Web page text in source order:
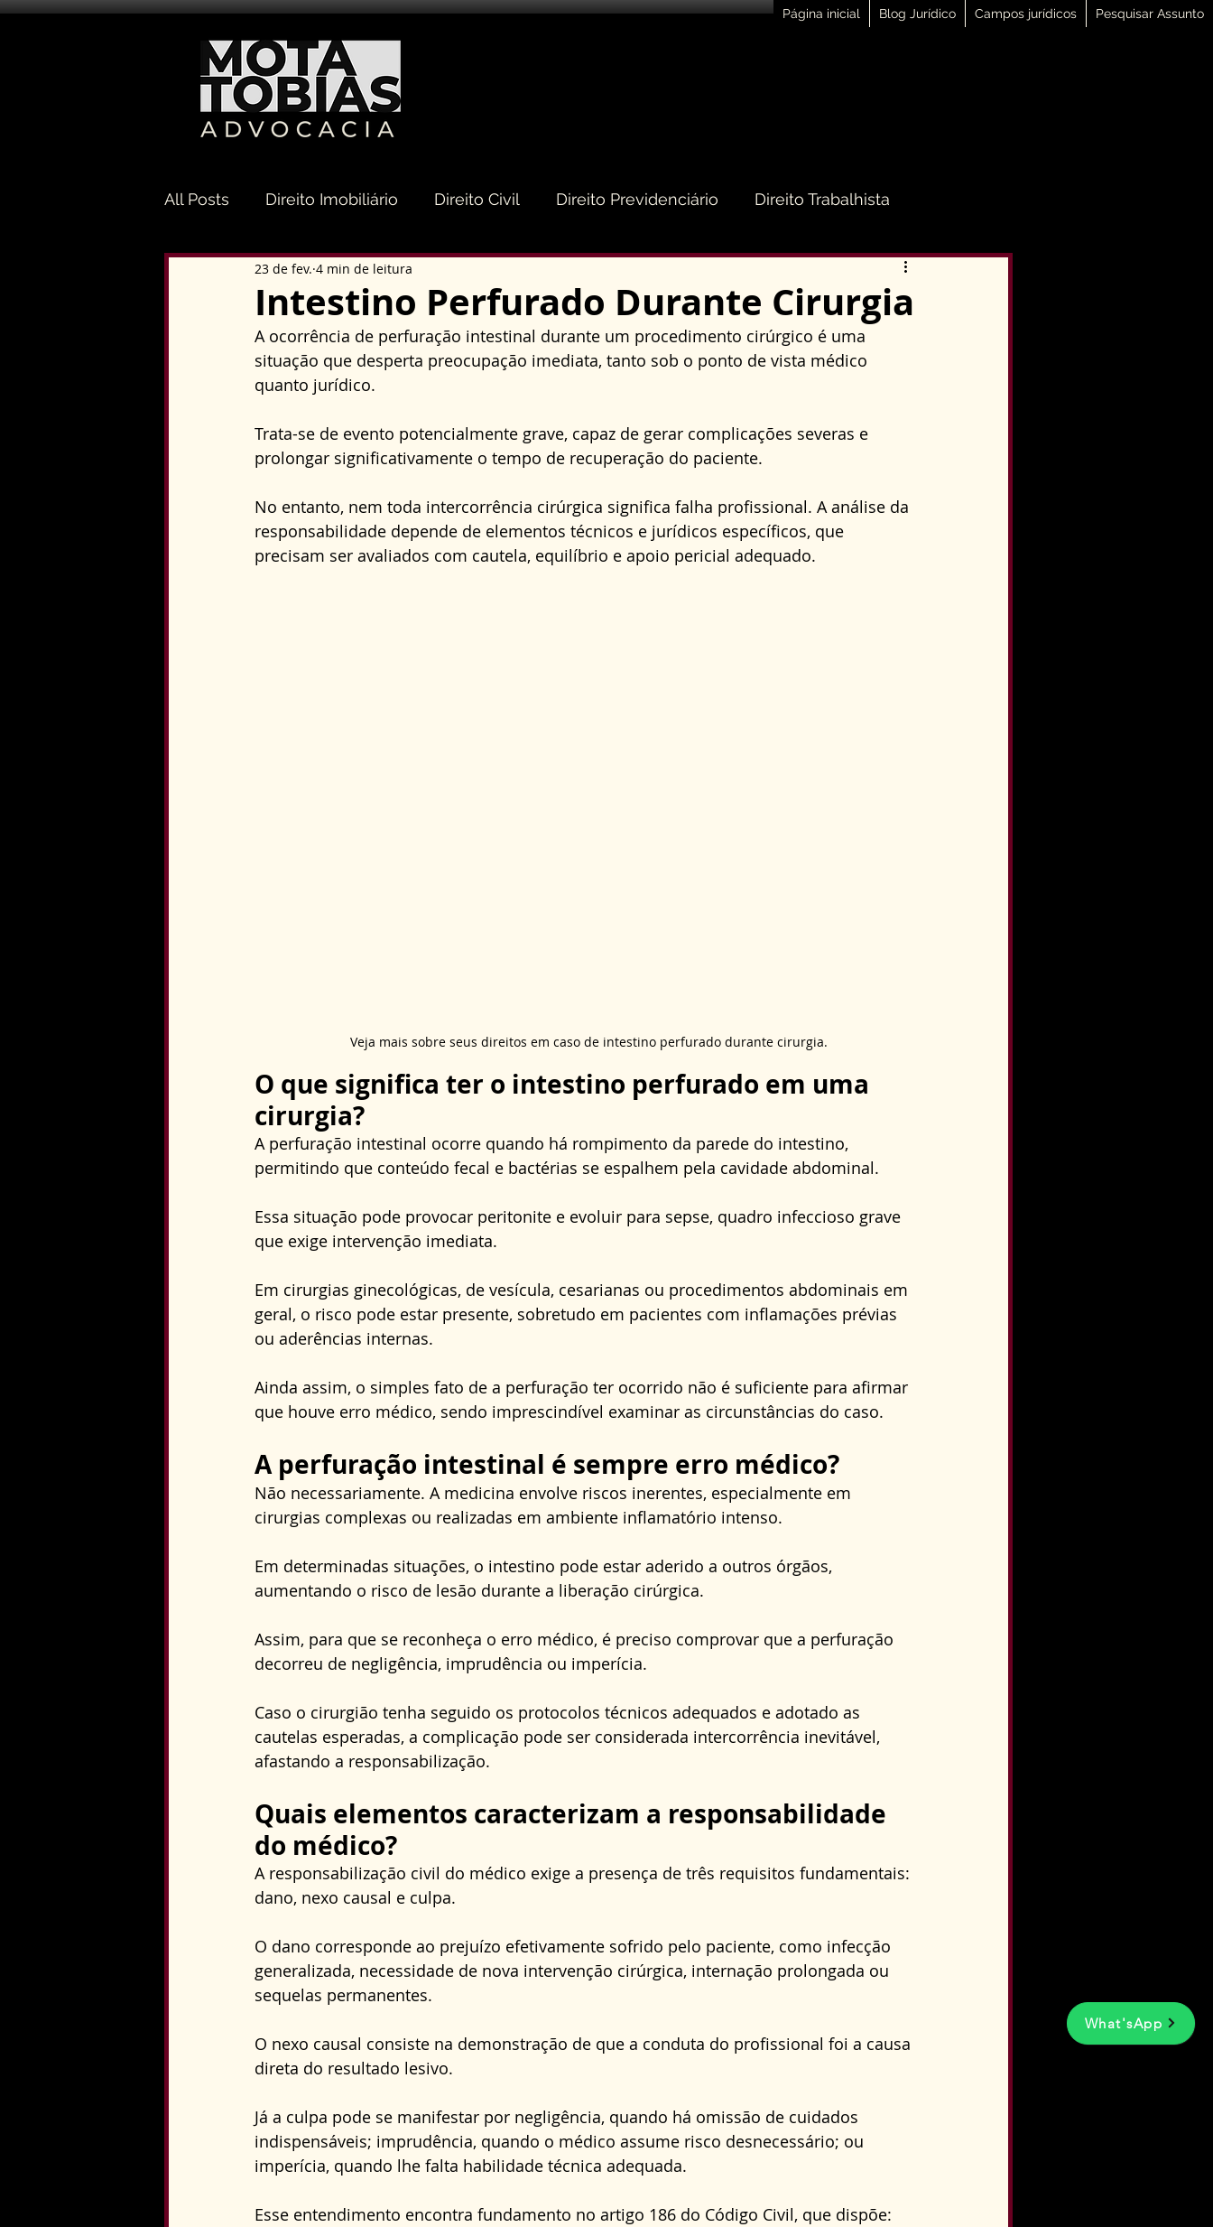
Página inicial Blog Jurídico Campos jurídicos Pesquisar Assunto
What'sApp
All Posts Direito Imobiliário Direito Civil Direito Previdenciário Direito Trabalhista
Direito Sucessório Direito do Consumidor
Direito Tributário Direito Empresarial e Societário Direito de Trânsito Direito Penal
Intestino Perfurado Durante Cirurgia
23 de fev. 4 min de leitura
A ocorrência de perfuração intestinal durante um procedimento cirúrgico é uma
situação que desperta preocupação imediata, tanto sob o ponto de vista médico
quanto jurídico.
Trata-se de evento potencialmente grave, capaz de gerar complicações severas e
prolongar significativamente o tempo de recuperação do paciente.
No entanto, nem toda intercorrência cirúrgica significa falha profissional. A análise da
responsabilidade depende de elementos técnicos e jurídicos específicos, que
precisam ser avaliados com cautela, equilíbrio e apoio pericial adequado.
Veja mais sobre seus direitos em caso de intestino perfurado durante cirurgia.
O que significa ter o intestino perfurado em uma
cirurgia?
A perfuração intestinal ocorre quando há rompimento da parede do intestino,
permitindo que conteúdo fecal e bactérias se espalhem pela cavidade abdominal.
Essa situação pode provocar peritonite e evoluir para sepse, quadro infeccioso grave
que exige intervenção imediata.
Em cirurgias ginecológicas, de vesícula, cesarianas ou procedimentos abdominais em
geral, o risco pode estar presente, sobretudo em pacientes com inflamações prévias
ou aderências internas.
Ainda assim, o simples fato de a perfuração ter ocorrido não é suficiente para afirmar
que houve erro médico, sendo imprescindível examinar as circunstâncias do caso.
A perfuração intestinal é sempre erro médico?
Não necessariamente. A medicina envolve riscos inerentes, especialmente em
cirurgias complexas ou realizadas em ambiente inflamatório intenso.
Em determinadas situações, o intestino pode estar aderido a outros órgãos,
aumentando o risco de lesão durante a liberação cirúrgica.
Assim, para que se reconheça o erro médico, é preciso comprovar que a perfuração
decorreu de negligência, imprudência ou imperícia.
Caso o cirurgião tenha seguido os protocolos técnicos adequados e adotado as
cautelas esperadas, a complicação pode ser considerada intercorrência inevitável,
afastando a responsabilização.
Quais elementos caracterizam a responsabilidade
do médico?
A responsabilização civil do médico exige a presença de três requisitos fundamentais:
dano, nexo causal e culpa.
O dano corresponde ao prejuízo efetivamente sofrido pelo paciente, como infecção
generalizada, necessidade de nova intervenção cirúrgica, internação prolongada ou
sequelas permanentes.
O nexo causal consiste na demonstração de que a conduta do profissional foi a causa
direta do resultado lesivo.
Já a culpa pode se manifestar por negligência, quando há omissão de cuidados
indispensáveis; imprudência, quando o médico assume risco desnecessário; ou
imperícia, quando lhe falta habilidade técnica adequada.
Esse entendimento encontra fundamento no artigo 186 do Código Civil, que dispõe: